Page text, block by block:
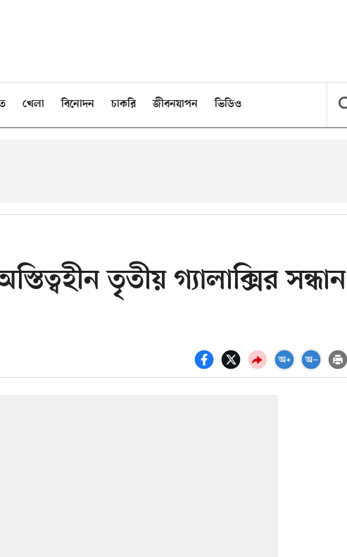
খেলা বিনোদন চাকরি জীবনযাপন ভিডিও
তৃতীয় গ্যালাক্সির সন্ধান